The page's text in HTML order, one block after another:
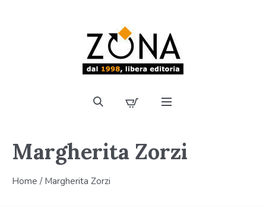
Margherita Zorzi
Home / Margherita Zorzi